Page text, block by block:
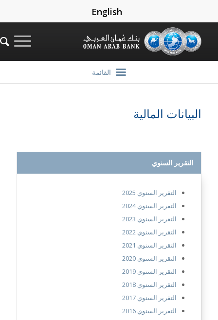
English
القائمة
البيانات المالية
التقرير السنوي
التقرير السنوي 2025
التقرير السنوي 2024
التقرير السنوي 2023
التقرير السنوي 2022
التقرير السنوي 2021
التقرير السنوي 2020
التقرير السنوي 2019
التقرير السنوي 2018
التقرير السنوي 2017
التقرير السنوي 2016